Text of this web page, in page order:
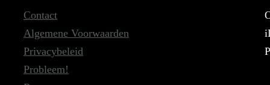
Contact
Algemene Voorwaarden
Privacybeleid
Probleem!